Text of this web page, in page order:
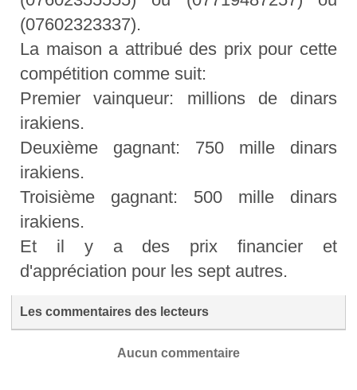
(07602323337).
La maison a attribué des prix pour cette
compétition comme suit:
Premier vainqueur: millions de dinars
irakiens.
Deuxième gagnant: 750 mille dinars
irakiens.
Troisième gagnant: 500 mille dinars
irakiens.
Et il y a des prix financier et
d'appréciation pour les sept autres.
Les commentaires des lecteurs
Aucun commentaire